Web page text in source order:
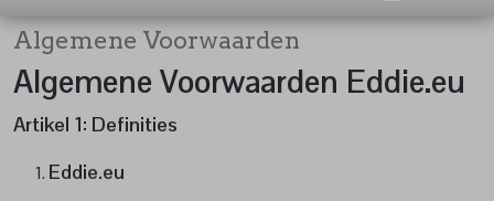
Algemene Voorwaarden
Algemene Voorwaarden Eddie.eu
Artikel 1: Definities
Eddie.eu